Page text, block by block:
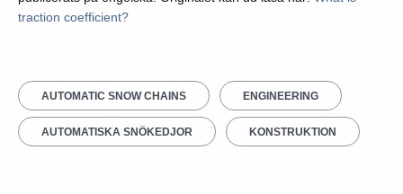
traction coefficient?
AUTOMATIC SNOW CHAINS ENGINEERING
AUTOMATISKA SNÖKEDJOR KONSTRUKTION